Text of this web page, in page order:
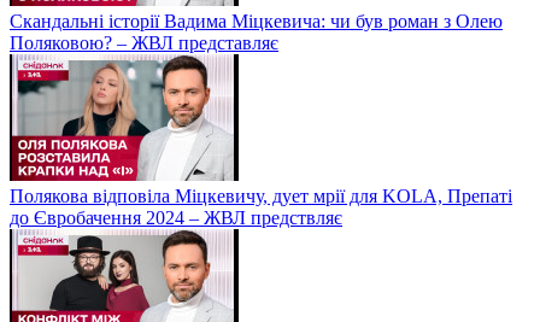
Скандальні історії Вадима Міцкевича: чи був роман з Олею
Поляковою? – ЖВЛ представляє
Полякова відповіла Міцкевичу, дует мрії для KOLA, Препаті
до Євробачення 2024 – ЖВЛ предствляє